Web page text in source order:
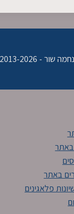
- 2013-2026
באתר
באתר
פלאגינים